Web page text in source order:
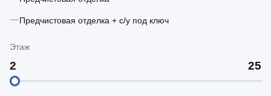
Предчистовая отделка + с/у под ключ
Этаж